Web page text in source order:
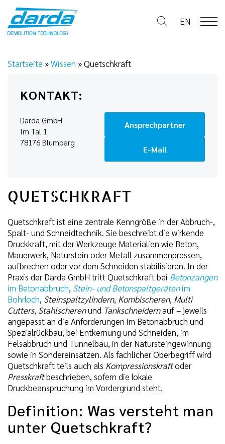
content
EN
Startseite »Wissen »Quetschkraft
KONTAKT:
Darda GmbH
Im Tal 1
78176 Blumberg
Ansprechpartner
E-Mail
QUETSCHKRAFT
Quetschkraft ist eine zentrale Kenngröße in der Abbruch-,
Spalt- und Schneidtechnik. Sie beschreibt die wirkende
Druckkraft, mit der Werkzeuge Materialien wie Beton,
Mauerwerk, Naturstein oder Metall zusammenpressen,
aufbrechen oder vor dem Schneiden stabilisieren. In der
Praxis der Darda GmbH tritt Quetschkraft bei Betonzangen
im Betonabbruch, Stein- und Betonspaltgerätenim
Bohrloch, Steinspaltzylindern, Kombischeren, Multi
Cutters, Stahlscherenund Tankschneidernauf – jeweils
angepasst an die Anforderungen im Betonabbruch und
Spezialrückbau, bei Entkernung und Schneiden, im
Felsabbruch und Tunnelbau, in der Natursteingewinnung
sowie in Sondereinsätzen. Als fachlicher Oberbegriff wird
Quetschkraft teils auch als Kompressionskraftoder
Presskraftbeschrieben, sofern die lokale
Druckbeanspruchung im Vordergrund steht.
Definition: Was versteht man
unter Quetschkraft?